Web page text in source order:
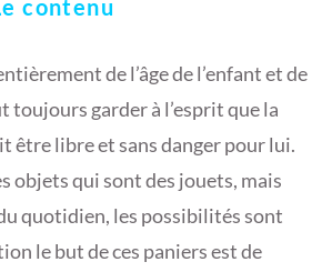
contenu
de l’âge de l’enfant et de
toujours garder à l’esprit que la
être libre et sans danger pour lui.
objets qui sont des jouets, mais
quotidien, les possibilités sont
le but de ces paniers est de